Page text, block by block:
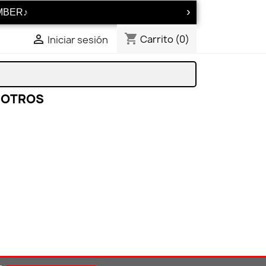
›
 Iniciar sesión shopping_cart Carrito (0)